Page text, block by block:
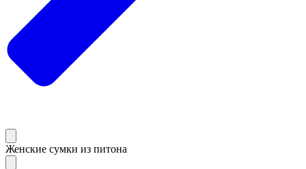
Женские сумки из питона